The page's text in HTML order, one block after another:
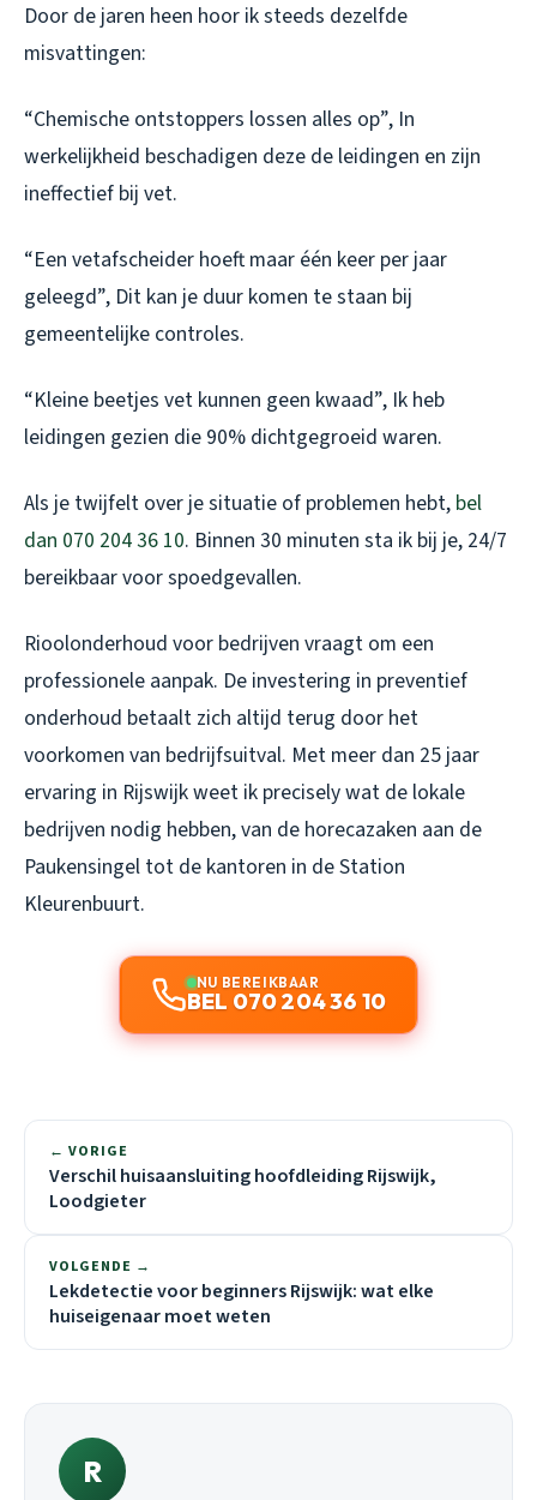
Door de jaren heen hoor ik steeds dezelfde
misvattingen:
“Chemische ontstoppers lossen alles op”, In
werkelijkheid beschadigen deze de leidingen en zijn
ineffectief bij vet.
“Een vetafscheider hoeft maar één keer per jaar
geleegd”, Dit kan je duur komen te staan bij
gemeentelijke controles.
“Kleine beetjes vet kunnen geen kwaad”, Ik heb
leidingen gezien die 90% dichtgegroeid waren.
Als je twijfelt over je situatie of problemen hebt, bel
dan 070 204 36 10. Binnen 30 minuten sta ik bij je, 24/7
bereikbaar voor spoedgevallen.
Rioolonderhoud voor bedrijven vraagt om een
professionele aanpak. De investering in preventief
onderhoud betaalt zich altijd terug door het
voorkomen van bedrijfsuitval. Met meer dan 25 jaar
ervaring in Rijswijk weet ik precisely wat de lokale
bedrijven nodig hebben, van de horecazaken aan de
Paukensingel tot de kantoren in de Station
Kleurenbuurt.
NU BEREIKBAAR
BEL 070 204 36 10
← VORIGE
Verschil huisaansluiting hoofdleiding Rijswijk,
Loodgieter
VOLGENDE →
Lekdetectie voor beginners Rijswijk: wat elke
huiseigenaar moet weten
R